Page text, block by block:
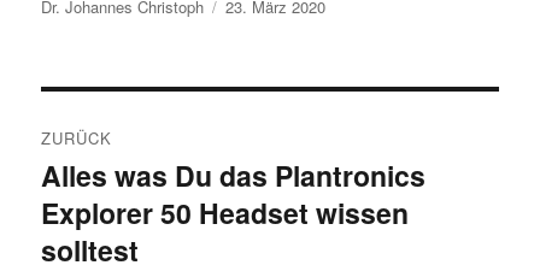
Autor
Dr. Johannes Christoph
Veröffentlicht
23. März 2020
ZURÜCK
Vorheriger
Beitrag:
Alles was Du das Plantronics
Explorer 50 Headset wissen
solltest